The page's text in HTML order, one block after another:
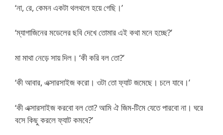
‘না, রে, কেমন একটা থলথলে হয়ে গেছি।’
‘ম্যাগাজিনের মডেলের ছবি দেখে তোমার এই কথা মনে হচ্ছে?’
মা মাথা নেড়ে সায় দিল। ‘কী করি বল তো?’
‘কী আবার, এক্সারসাইজ করো। ওটা তো ফ্যাট জমেছে। চলে যাবে।’
‘কী এক্সারসাইজ করবো বল তো? আমি ঐ জিম-টিমে যেতে পারবো না। ঘরে
বসে কিছু করলে ফ্যাট কমবে?’